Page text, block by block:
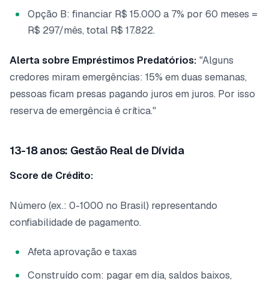
Opção B: financiar R$ 15.000 a 7% por 60 meses =
R$ 297/mês, total R$ 17.822.
Alerta sobre Empréstimos Predatórios: "Alguns
credores miram emergências: 15% em duas semanas,
pessoas ficam presas pagando juros em juros. Por isso
reserva de emergência é crítica."
13-18 anos: Gestão Real de Dívida
Score de Crédito:
Número (ex.: 0-1000 no Brasil) representando
confiabilidade de pagamento.
Afeta aprovação e taxas
Construído com: pagar em dia, saldos baixos,